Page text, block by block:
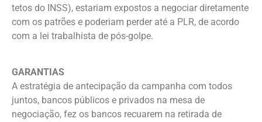
tetos do INSS), estariam expostos a negociar diretamente
com os patrões e poderiam perder até a PLR, de acordo
com a lei trabalhista de pós-golpe.
GARANTIAS
A estratégia de antecipação da campanha com todos
juntos, bancos públicos e privados na mesa de
negociação, fez os bancos recuarem na retirada de